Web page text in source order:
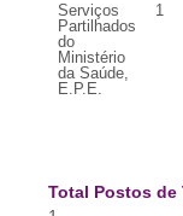
Serviços
Partilhados
do
Ministério
da Saúde,
E.P.E.
1
Total Postos de